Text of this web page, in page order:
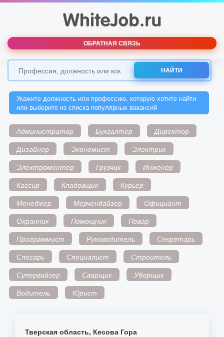
ОБРАТНАЯ СВЯЗЬ
НАЙТИ
Укажите должность или профессию, которую хотите найти
или выберите из списка популярных вакансий
Администратор Бухгалтер
Директор
Дизайнер
Экономист
Электрик
Электромонтер
Грузчик
Инженер
Кассир
Кладовщик
Курьер
Менеджер
Мерчендайзер
Официант
Охранник
Помощник
Повар
Программист
Руководитель
Секретарь
Слесарь
Специалист
Строитель
Супервайзер
Сварщик
Уборщик
Водитель
Юрист
Тверская область, Кесова Гора